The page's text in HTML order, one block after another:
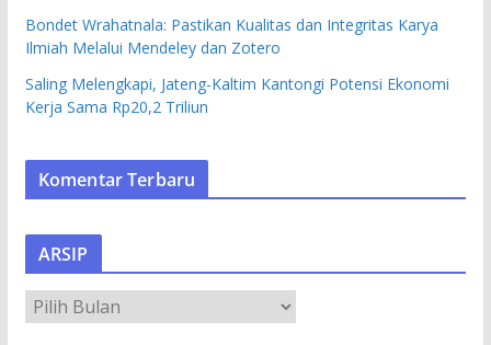
Bondet Wrahatnala: Pastikan Kualitas dan Integritas Karya
Ilmiah Melalui Mendeley dan Zotero
Saling Melengkapi, Jateng-Kaltim Kantongi Potensi Ekonomi
Kerja Sama Rp20,2 Triliun
Komentar Terbaru
ARSIP
R